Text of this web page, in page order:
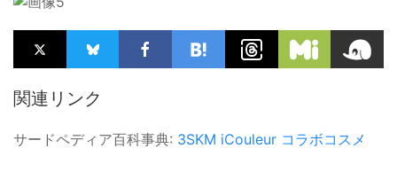
関連リンク
サードペディア百科事典: 3SKM iCouleur コラボコスメ